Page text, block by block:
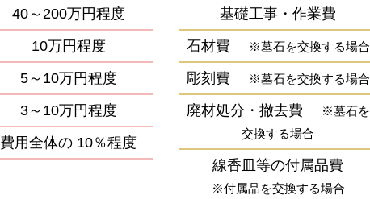
40～200万円程度
10万円程度
5～10万円程度
3～10万円程度
費用全体の 10％程度
基礎工事・作業費
石材費
※墓石を交換する場合
彫刻費
※墓石を交換する場合
廃材処分・撤去費
※墓石を
交換する場合
線香皿等の付属品費
※付属品を交換する場合